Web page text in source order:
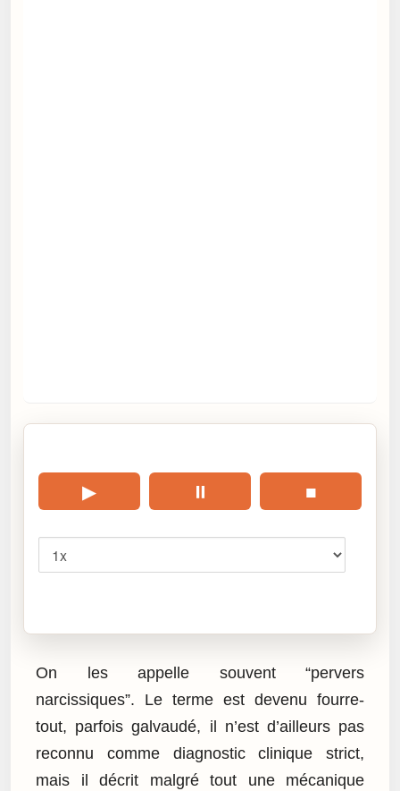
▶ ⏸ ■
On les appelle souvent “pervers
narcissiques”. Le terme est devenu fourre-
tout, parfois galvaudé, il n’est d’ailleurs pas
reconnu comme diagnostic clinique strict,
mais il décrit malgré tout une mécanique